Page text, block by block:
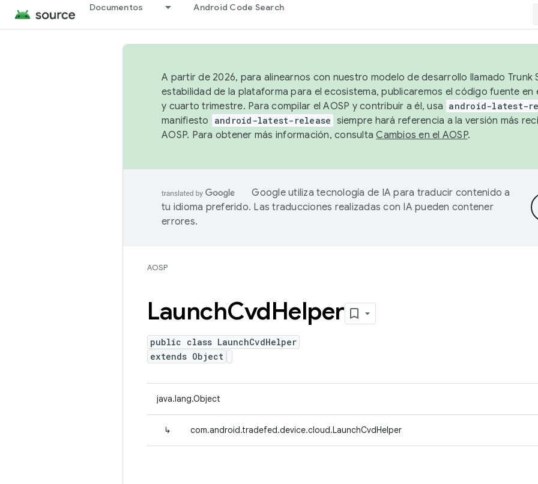
Documentos Android Code Search
A partir de 2026, para alinearnos con nuestro modelo de desarrollo llamado Trunk
estabilidad de la plataforma para el ecosistema, publicaremos el código fuente en
y cuarto trimestre. Para compilar el AOSP y contribuir a él, usa android-latest-
manifiesto android-latest-release siempre hará referencia a la versión más
AOSP. Para obtener más información, consultaCambios en el AOSP.
Google utiliza tecnología de IA para traducir contenido a
tu idioma preferido. Las traducciones realizadas con IA pueden contener
errores.
AOSP
LaunchCvdHelper
public class LaunchCvdHelper
extends Object
java.lang.Object
↳ com.android.tradefed.device.cloud.LaunchCvdHelper